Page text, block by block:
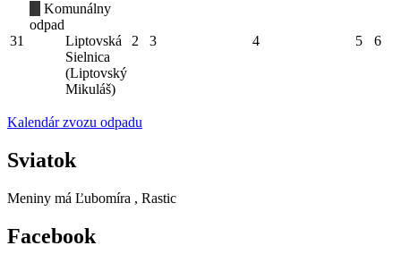
31
Komunálny
odpad
Liptovská
Sielnica
(Liptovský
Mikuláš)
2 3 4 5 6
Kalendár zvozu odpadu
Sviatok
Meniny má Ľubomíra , Rastic
Facebook